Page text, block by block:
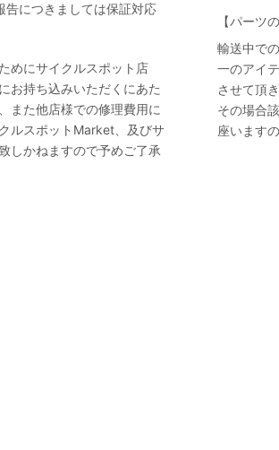
につきましては保証対応
めにサイクルスポット店
お持ち込みいただくにあた
また他店様での修理費用に
ルスポットMarket、及びサ
しかねますので予めご了承
【パーツ
輸送中で
一のアイ
させて頂き
その場合
座います